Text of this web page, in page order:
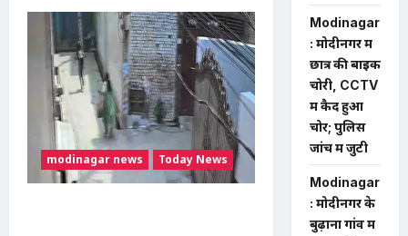
मोदीनगर
बाइक
टायर
में
छिपा
मिला
कोबरा,
परिवार
की
सूझबूझ
से
टला
modinagar news Today News
Modinagar
: मोदीनगर में
छात्र की बाइक
चोरी, CCTV
में कैद हुआ
चोर; पुलिस
जांच में जुटी
Modinagar
: मोदीनगर के
बुढ़ाना गांव में